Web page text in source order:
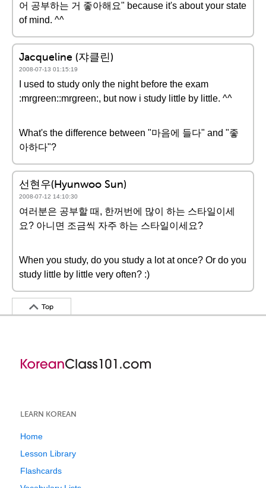
어 공부하는 거 좋아해요" because it's about your state
of mind. ^^
Jacqueline (쟈클린)
2008-07-13 01:15:19
I used to study only the night before the exam
:mrgreen::mrgreen:, but now i study little by little. ^^
What's the difference between "마음에 들다" and "좋
아하다"?
선현우(Hyunwoo Sun)
2008-07-12 14:10:30
여러분은 공부할 때, 한꺼번에 많이 하는 스타일이세
요? 아니면 조금씩 자주 하는 스타일이세요?
When you study, do you study a lot at once? Or do you
study little by little very often? :)
Top
LEARN KOREAN
Home
Lesson Library
Flashcards